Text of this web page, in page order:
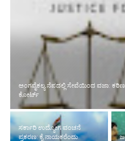
ಅಂಗವೈಕಲ್ಯ ನೆಪದಲ್ಲಿ ಸೇವೆಯಿಂದ ವಜಾ: ಕಠಿಣ
ಕೋರ್ಟ್‌
ಸರ್ಕಾರಿ ಉದ್ಯೋಗ ವಂಚನೆ
ಪ್ರಕರಣ: ಕೈ ನಾಯಕರೆಂದು